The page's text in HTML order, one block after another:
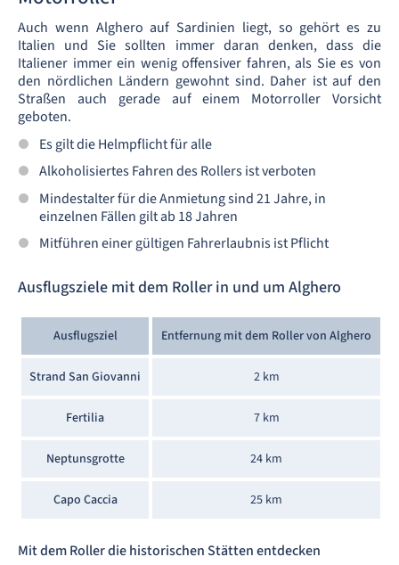
Auch wenn Alghero auf Sardinien liegt, so gehört es zu
Italien und Sie sollten immer daran denken, dass die
Italiener immer ein wenig offensiver fahren, als Sie es von
den nördlichen Ländern gewohnt sind. Daher ist auf den
Straßen auch gerade auf einem Motorroller Vorsicht
geboten.
Es gilt die Helmpflicht für alle
Alkoholisiertes Fahren des Rollers ist verboten
Mindestalter für die Anmietung sind 21 Jahre, in
einzelnen Fällen gilt ab 18 Jahren
Mitführen einer gültigen Fahrerlaubnis ist Pflicht
Ausflugsziele mit dem Roller in und um Alghero
Ausflugsziel Entfernung mit dem Roller von Alghero
Strand San Giovanni 2 km
Fertilia 7 km
Neptunsgrotte 24 km
Capo Caccia 25 km
Mit dem Roller die historischen Stätten entdecken